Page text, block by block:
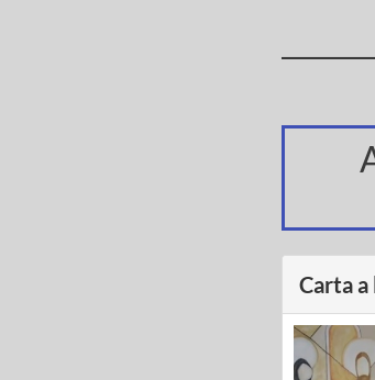
Carta a